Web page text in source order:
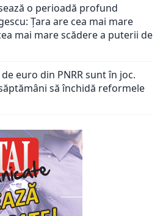
o perioadă profund
Țara are cea mai mare
mai mare scădere a puterii de
euro din PNRR sunt în joc.
să închidă reformele